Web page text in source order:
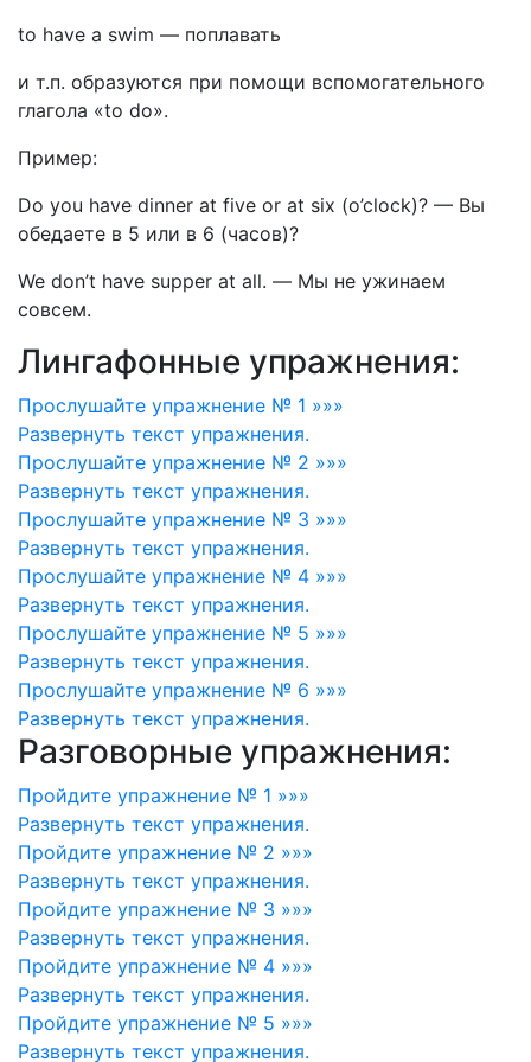
to have a swim — поплавать
и т.п. образуются при помощи вспомогательного
глагола «to do».
Пример:
Do you have dinner at five or at six (o’clock)? — Вы
обедаете в 5 или в 6 (часов)?
We don’t have supper at all. — Мы не ужинаем
совсем.
Лингафонные упражнения:
Прослушайте упражнение № 1 »»»
Развернуть текст упражнения.
Прослушайте упражнение № 2 »»»
Развернуть текст упражнения.
Прослушайте упражнение № 3 »»»
Развернуть текст упражнения.
Прослушайте упражнение № 4 »»»
Развернуть текст упражнения.
Прослушайте упражнение № 5 »»»
Развернуть текст упражнения.
Прослушайте упражнение № 6 »»»
Развернуть текст упражнения.
Разговорные упражнения:
Пройдите упражнение № 1 »»»
Развернуть текст упражнения.
Пройдите упражнение № 2 »»»
Развернуть текст упражнения.
Пройдите упражнение № 3 »»»
Развернуть текст упражнения.
Пройдите упражнение № 4 »»»
Развернуть текст упражнения.
Пройдите упражнение № 5 »»»
Развернуть текст упражнения.